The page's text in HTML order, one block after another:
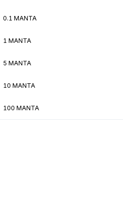
0.1 MANTA
1 MANTA
5 MANTA
10 MANTA
100 MANTA